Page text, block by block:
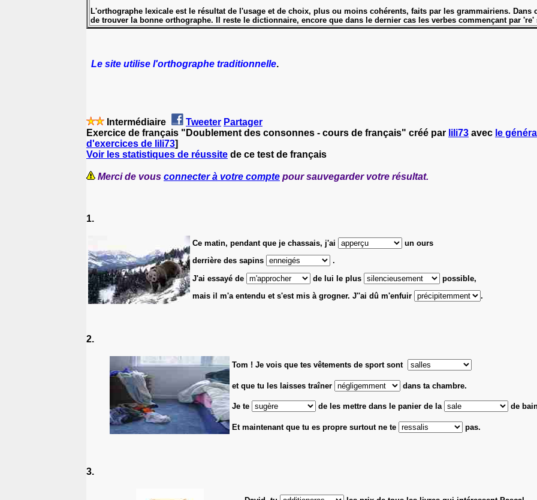
L'orthographe lexicale est le résultat de l'usage et de choix, plus ou moins cohérents, faits par les grammairiens.
de trouver la bonne orthographe. Il reste le dictionnaire, encore que dans le dernier cas les verbes commençant par
Le site utilise l'orthographe traditionnelle.
Intermédiaire Tweeter Partager
Exercice de français "Doublement des consonnes - cours de français" créé par lili73 avec le
d'exercices de lili73]
Voir les statistiques de réussite de ce test de français
Merci de vous connecter à votre compte pour sauvegarder votre résultat.
1.
Ce matin, pendant que je chassais, j'ai
un ours
derrière des sapins
.
J'ai essayé de
de lui le plus
possible,
mais il m'a entendu et s'est mis à grogner. J''ai dû m'enfuir
.
2.
Tom ! Je vois que tes vêtements de sport sont
et que tu les laisses traîner dans ta chambre.
Je te de les mettre dans le panier de la de
Et maintenant que tu es propre surtout ne te
3.